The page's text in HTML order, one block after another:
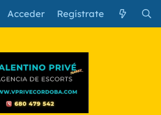
Acceder Regístrate